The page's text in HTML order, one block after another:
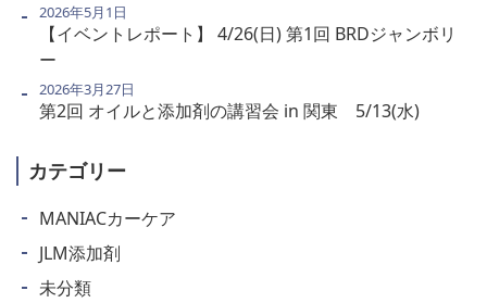
【イベントレポート】 4/26(日) 第1回 BRDジャンボリ
ー
2026年5月1日
第2回 オイルと添加剤の講習会 in 関東 5/13(水)
2026年3月27日
カテゴリー
MANIACカーケア
JLM添加剤
未分類